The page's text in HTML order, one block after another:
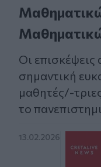
Οι επισκέψεις
σημαντική
μαθητές/-
το
13.02.2026